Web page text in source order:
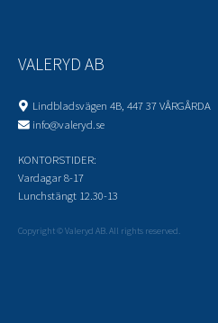
VALERYD AB
Lindbladsvägen 4B, 447 37 VÅRGÅRDA
info@valeryd.se
KONTORSTIDER:
Vardagar 8-17
Lunchstängt 12.30-13
Copyright © Valeryd AB. All rights reserved.